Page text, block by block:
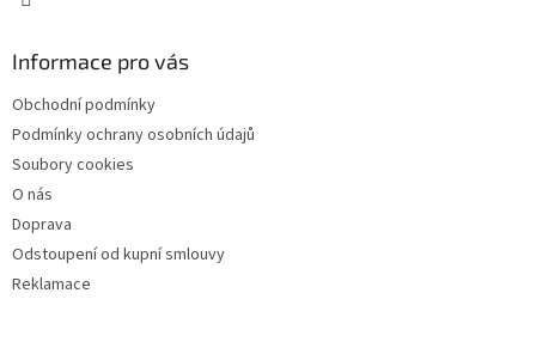
Informace pro vás
Obchodní podmínky
Podmínky ochrany osobních údajů
Soubory cookies
O nás
Doprava
Odstoupení od kupní smlouvy
Reklamace